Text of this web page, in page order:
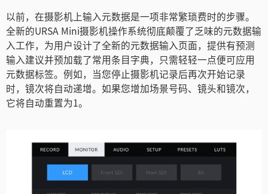
以前，在摄影机上输入元数据是一项非常繁琐费时的步骤。
全新的URSA Mini摄影机操作系统彻底颠覆了乏味的元数据输
入工作，为用户设计了全新的元数据输入页面，提供有预测
输入建议并预加载了常用条目字典，只需轻轻一点便可应用
元数据标签。例如，当您停止摄影机记录后再次开始记录
时，镜次将自动递增。如果您增加场景号码、镜头和镜次，
它将自动重置为1。